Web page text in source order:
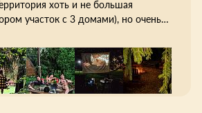
хоть и не большая
участок с 3 домами), но очень
— здесь есть всё для отдыха:
зоны, где так приятно собираться
себе кино зону и наслаждались
Есть три милых кролика в клетке,
кот — ласковый и